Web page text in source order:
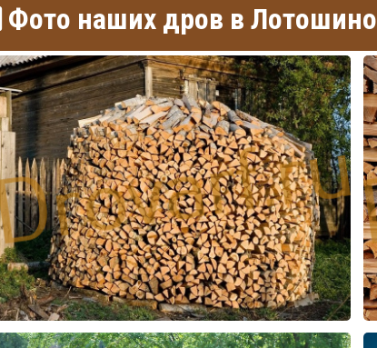
Фото наших дров в Лотошино